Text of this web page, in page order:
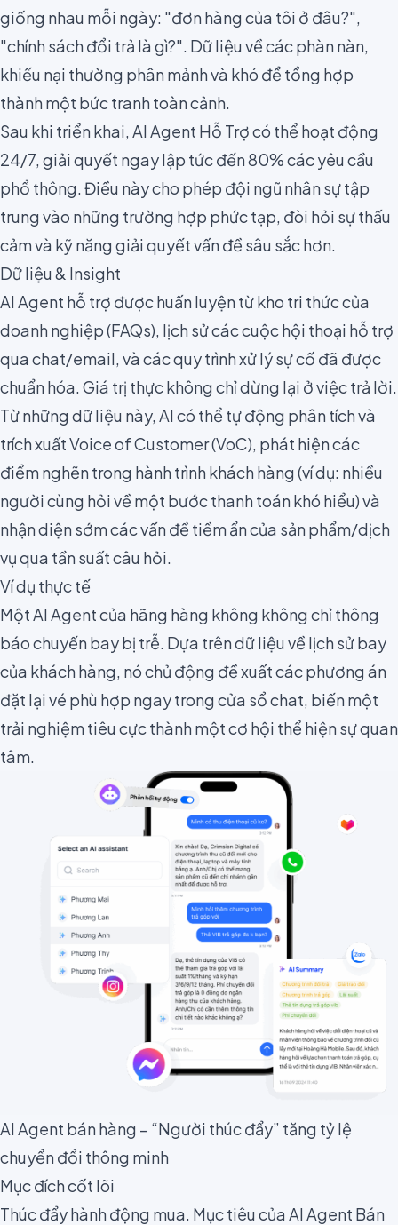
giống nhau mỗi ngày: "đơn hàng của tôi ở đâu?",
"chính sách đổi trả là gì?". Dữ liệu về các phàn nàn,
khiếu nại thường phân mảnh và khó để tổng hợp
thành một bức tranh toàn cảnh.
Sau khi triển khai, AI Agent Hỗ Trợ có thể hoạt động
24/7, giải quyết ngay lập tức đến 80% các yêu cầu
phổ thông. Điều này cho phép đội ngũ nhân sự tập
trung vào những trường hợp phức tạp, đòi hỏi sự thấu
cảm và kỹ năng giải quyết vấn đề sâu sắc hơn.
Dữ liệu & Insight
AI Agent hỗ trợ được huấn luyện từ kho tri thức của
doanh nghiệp (FAQs), lịch sử các cuộc hội thoại hỗ trợ
qua chat/email, và các quy trình xử lý sự cố đã được
chuẩn hóa. Giá trị thực không chỉ dừng lại ở việc trả lời.
Từ những dữ liệu này, AI có thể tự động phân tích và
trích xuất Voice of Customer (VoC), phát hiện các
điểm nghẽn trong hành trình khách hàng (ví dụ: nhiều
người cùng hỏi về một bước thanh toán khó hiểu) và
nhận diện sớm các vấn đề tiềm ẩn của sản phẩm/dịch
vụ qua tần suất câu hỏi.
Ví dụ thực tế
Một AI Agent của hãng hàng không không chỉ thông
báo chuyến bay bị trễ. Dựa trên dữ liệu về lịch sử bay
của khách hàng, nó chủ động đề xuất các phương án
đặt lại vé phù hợp ngay trong cửa sổ chat, biến một
trải nghiệm tiêu cực thành một cơ hội thể hiện sự quan
tâm.
AI Agent bán hàng – “Người thúc đẩy” tăng tỷ lệ
chuyển đổi thông minh
Mục đích cốt lõi
Thúc đẩy hành động mua. Mục tiêu của AI Agent Bán